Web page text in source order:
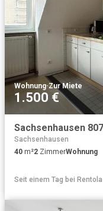
Wohnung·Zur Miete
1.500 €
Sachsenhausen
40 m²2 ZimmerWohnung
Seit einem Tag bei Rentola